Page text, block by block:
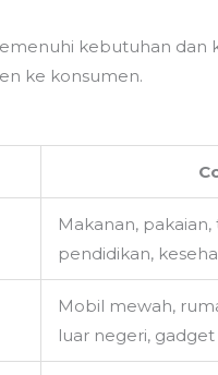
kebutuhan dan
ke konsumen.
Makanan,
pendidikan,
Mobil mewah,
luar negeri,